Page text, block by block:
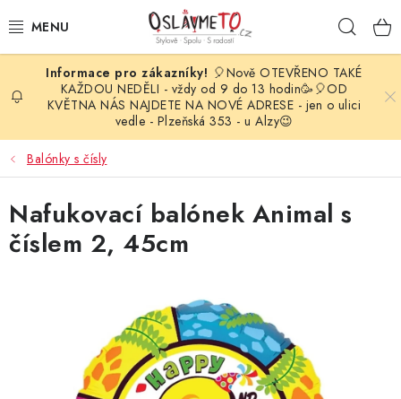
na
OSLAVA NAROZENIN
STYLOVÁ PARTY
DEKORACE A VÝZDOBA
BALÓNKY
KARNEVALOVÉ KOSTÝMY
PARTY STOLOVÁNÍ
SVATEBNÍ DOPLŇKY
🎈Nově OTEVŘENO TAKÉ
KAŽDOU NEDĚLI - vždy od 9 do 13 hodin🥳🎈OD
KVĚTNA NÁS NAJDETE NA NOVÉ ADRESE - jen o ulici
vedle - Plzeňská 353 - u Alzy😉
Balónky s čísly
Nafukovací balónek Animal s
číslem 2, 45cm